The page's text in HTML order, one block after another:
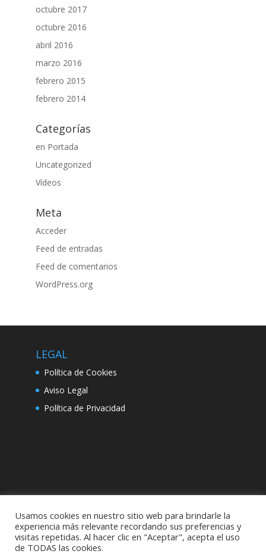
octubre 2017
octubre 2016
abril 2016
marzo 2016
febrero 2015
febrero 2014
Categorías
en Portada
Uncategorized
Vídeos
Meta
Acceder
Feed de entradas
Feed de comentarios
WordPress.org
LEGAL
Política de Cookies
Aviso Legal
Política de Privacidad
Usamos cookies en nuestro sitio web para brindarle la
experiencia más relevante recordando sus preferencias y
visitas repetidas. Al hacer clic en "Aceptar", acepta el uso
de TODAS las cookies.